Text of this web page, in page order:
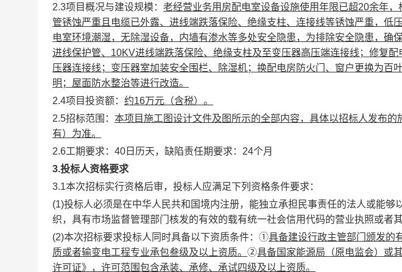
2.3项目概况与建设规模： 老经营业务用房配电室设备设施使用年限已超20余年，
管锈蚀严重且电缆已外露、进线端跌落保险、绝缘支柱、连接线等锈蚀严重，低
电室环境潮湿，无除湿设备，内墙有渗水等多处安全隐患，为排除安全隐患，确
进线保护管、 10KV进线端跌落保险、绝缘支柱及至变压器高压端连接线；修复
压器连接线；变压器室加装安全围栏、除湿机；换配电房防火门、窗户更换为百
明；屋面防水整治等进行改造。
2.4项目投资额： 约16万元 （含税） 。
2.5招标范围： 本项目施工图设计文件及图所示的全部内容，具体以招标人发布
有）为准。
2.6工期要求： 40 日历天，缺陷责任期要求： 24个月
3.投标人资格要求
3.1本次招标实行资格后审，投标人应满足下列资格条件要求：
(1)投标人必须是在中华人民共和国境内注册，能独立承担民事责任的法人或能够
织，具有市场监督管理部门核发的有效的载有统一社会信用代码的营业执照或者
(2)本次招标要求投标人同时具备以下资质条件：①具备建设行政主管部门颁发的
质或者输变电工程专业承包叁级及以上资质。 ②具备国家能源局（原电监会）或
许可证》，许可范围包含承装、承修、承试四级及以上资质。